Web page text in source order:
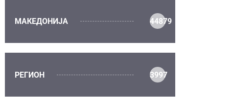
МАКЕДОНИЈА 44879
РЕГИОН 3997